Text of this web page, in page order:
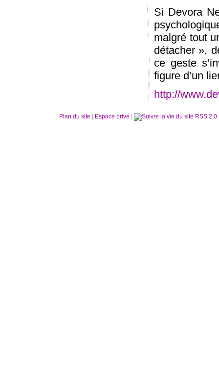
Si Devora
malgré tout
détacher »,
ce geste
figure d’un
http://
Plan du site Espace privé RSS 2.0